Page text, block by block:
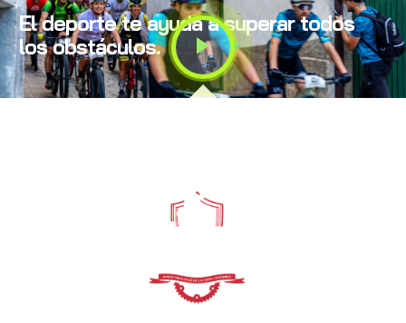
El deporte te ayuda a superar todos
los obstáculos.